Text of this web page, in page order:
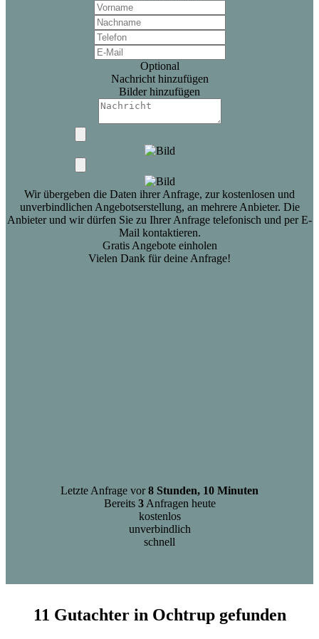
Optional
Nachricht hinzufügen
Bilder hinzufügen
Wir übergeben die Daten ihrer Anfrage, zur kostenlosen und
unverbindlichen Angebotserstellung, an mehrere Anbieter. Die
Anbieter und wir dürfen Sie zu Ihrer Anfrage telefonisch und per E-
Mail kontaktieren.
Gratis Angebote einholen
Vielen Dank für deine Anfrage!
Letzte Anfrage vor8 Stunden, 10 Minuten
Bereits 3Anfragen heute
kostenlos
unverbindlich
schnell
11 Gutachter in Ochtrup gefunden